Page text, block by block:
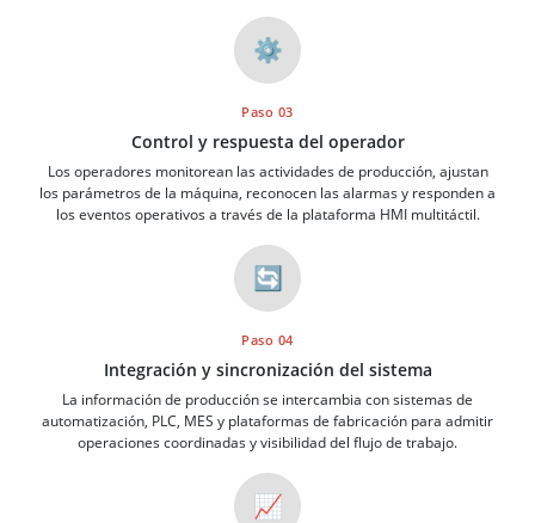
⚙️
Paso 03
Control y respuesta del operador
Los operadores monitorean las actividades de producción, ajustan
los parámetros de la máquina, reconocen las alarmas y responden a
los eventos operativos a través de la plataforma HMI multitáctil.
🔄
Paso 04
Integración y sincronización del sistema
La información de producción se intercambia con sistemas de
automatización, PLC, MES y plataformas de fabricación para admitir
operaciones coordinadas y visibilidad del flujo de trabajo.
📈